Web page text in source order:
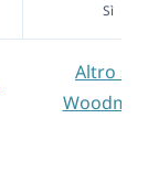
Sì
Altro su